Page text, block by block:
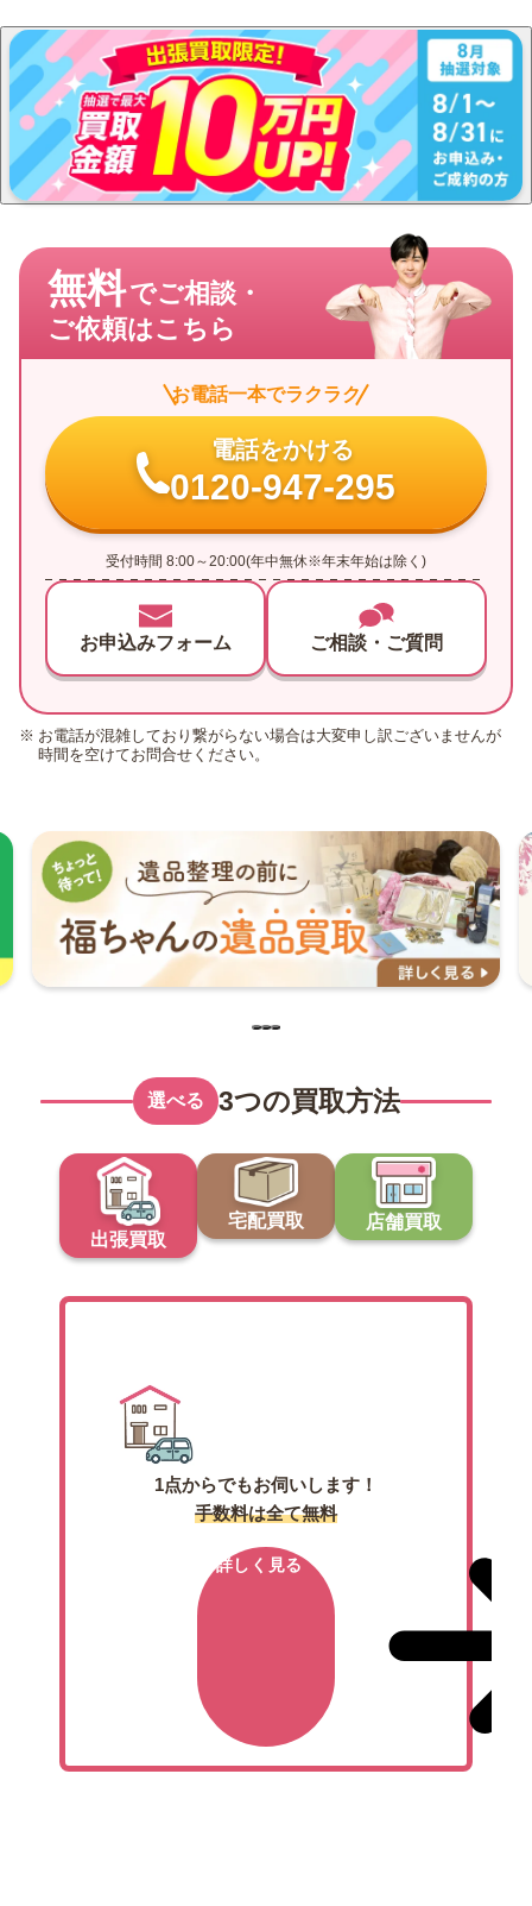
無料でご相談・
ご依頼はこちら
お電話一本でラクラク
電話をかける
0120-947-295
受付時間 8:00～20:00(年中無休※年末年始は除く)
お申込みフォーム ご相談・ご質問
お電話が混雑しており繋がらない場合は大変申し訳ございませんが
時間を空けてお問合せください。
選べる 3つの買取方法
出張買取
宅配買取 店舗買取
1点からでもお伺いします！
手数料は全て無料
詳しく見る